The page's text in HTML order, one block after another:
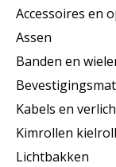
Accessoires en
Assen
Banden en
Kabels en
Kimrollen
Lichtbakken